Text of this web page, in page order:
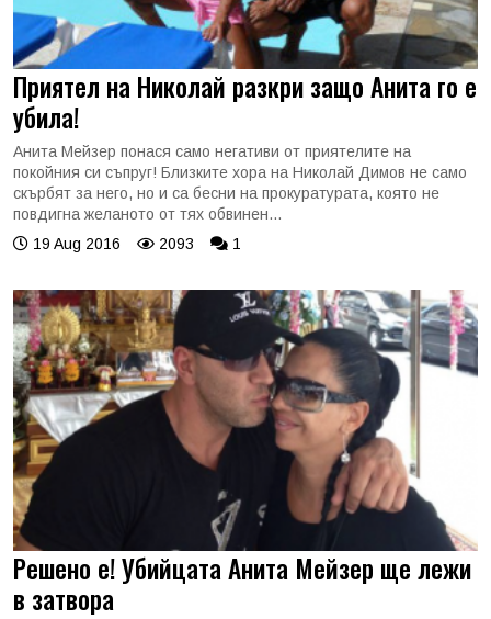
Приятел на Николай разкри защо Анита го е
убила!
Анита Мейзер понася само негативи от приятелите на
покойния си съпруг! Близките хора на Николай Димов не само
скърбят за него, но и са бесни на прокуратурата, която не
повдигна желаното от тях обвинен...
19 Aug 2016
2093 1
Решено е! Убийцата Анита Мейзер ще лежи
в затвора